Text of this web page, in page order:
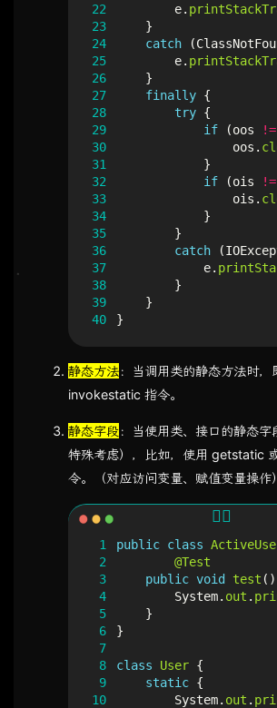
22
23
24
25
26
27
28
29
30
31
32
33
34
35
36
37
38
39
40
e.
}
catch
(
e.
}
finally {
try {
if
(oos !=
oos .
}
if
(ois !=
ois .
}
}
catch
(
e.
}
}
}
静态方法：当调用类的静态方法时
invokestatic 指令。
静态字段：当使用类、接口的静态
特殊考虑），比如，使用 getstatic
令。（对应访问变量、赋值变量操作）
1
2
3
4
5
6
7
8
9
10
public class ActiveUse
@Test
public void test ()
System. out .
}
}
class User {
static {
System. out .